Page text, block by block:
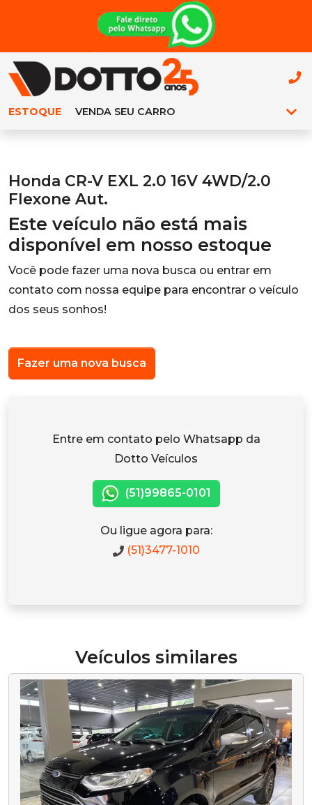
ESTOQUE VENDA SEU CARRO
Honda CR-V EXL 2.0 16V 4WD/2.0
Flexone Aut.
Este veículo não está mais
disponível em nosso estoque
Você pode fazer uma nova busca ou entrar em
contato com nossa equipe para encontrar o veículo
dos seus sonhos!
Fazer uma nova busca
Entre em contato pelo Whatsapp da
Dotto Veículos
(51)99865-0101
Ou ligue agora para:
(51)3477-1010
Veículos similares